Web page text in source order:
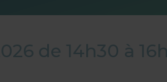
de 14h30 à